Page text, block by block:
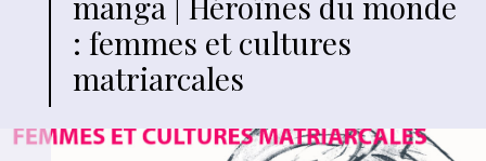
: femmes et cultures
matriarcales